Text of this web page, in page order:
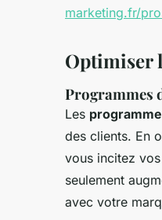
marketing.fr/
Optimiser
Programmes
Les
des clients. En
vous incitez
seulement
avec votre